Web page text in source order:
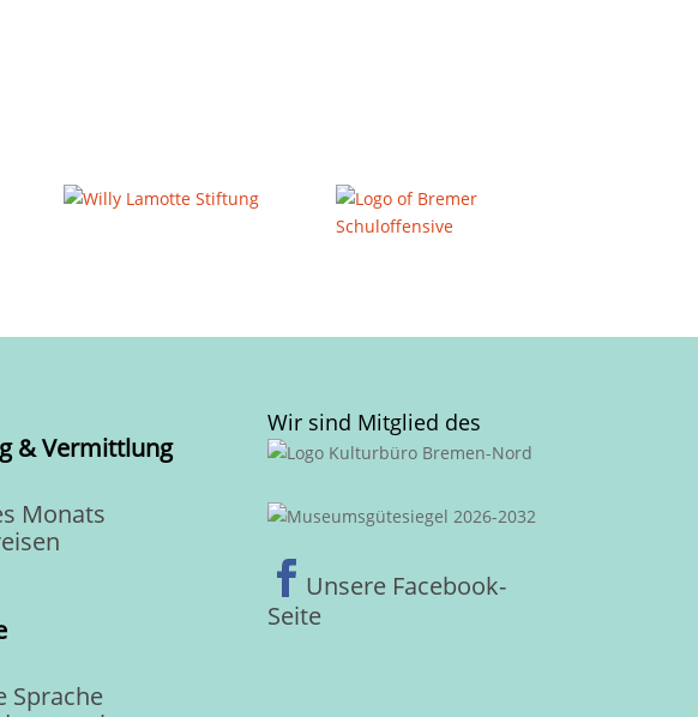
& Vermittlung
Monats
Sprache
Wir sind Mitglied des
 Unsere Facebook-
Seite